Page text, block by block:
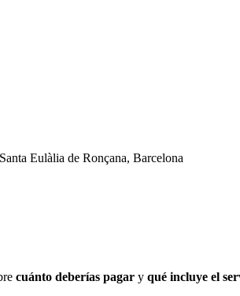
Eulàlia de Ronçana, Barcelona
cuánto deberías pagar y qué incluye el